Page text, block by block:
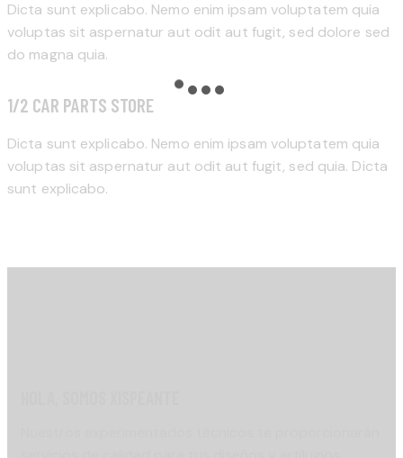
Dicta sunt explicabo. Nemo enim ipsam voluptatem quia
voluptas sit aspernatur aut odit aut fugit, sed dolore sed
do magna quia.
1/2 CAR PARTS STORE
Dicta sunt explicabo. Nemo enim ipsam voluptatem quia
voluptas sit aspernatur aut odit aut fugit, sed quia. Dicta
sunt explicabo.